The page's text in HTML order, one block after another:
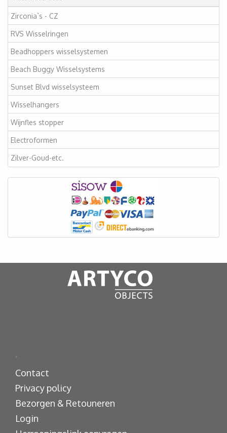
Zirconia`s - CZ
RVS Wisselringen
Beadhoppers wisselsystemen
Beach Buggy Wisselsystems
Sunset Blvd wisselsysteem
Wisselhangers
Wijnfles stopper
Electroformen
Zilver-Goud-etc.
.
Contact
Privacy policy
Bezorgen & Retouneren
Login